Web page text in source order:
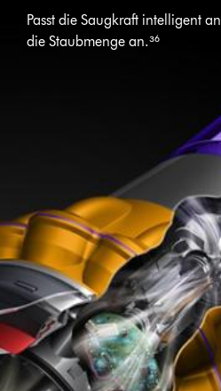
Passt die Saugkraft intelligent an
die Staubmenge an.³⁶